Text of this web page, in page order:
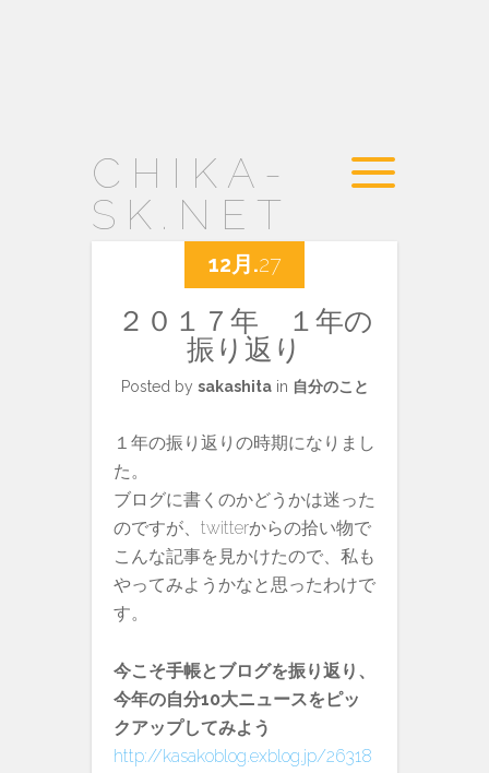
CHIKA-
SK.NET
２０１７年 １年の
振り返り
Posted by sakashitain 自分のこと
１年の振り返りの時期になりまし
た。
ブログに書くのかどうかは迷った
のですが、twitterからの拾い物で
こんな記事を見かけたので、私も
やってみようかなと思ったわけで
す。
今こそ手帳とブログを振り返り、
今年の自分10大ニュースをピッ
クアップしてみよう
http://kasakoblog.exblog.jp/26318
12月.27